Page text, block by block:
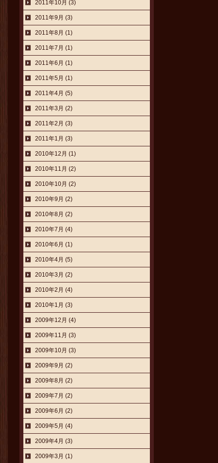
2011年10月 (3)
2011年9月 (3)
2011年8月 (1)
2011年7月 (1)
2011年6月 (1)
2011年5月 (1)
2011年4月 (5)
2011年3月 (2)
2011年2月 (3)
2011年1月 (3)
2010年12月 (1)
2010年11月 (2)
2010年10月 (2)
2010年9月 (2)
2010年8月 (2)
2010年7月 (4)
2010年6月 (1)
2010年4月 (5)
2010年3月 (2)
2010年2月 (4)
2010年1月 (3)
2009年12月 (4)
2009年11月 (3)
2009年10月 (3)
2009年9月 (2)
2009年8月 (2)
2009年7月 (2)
2009年6月 (2)
2009年5月 (4)
2009年4月 (3)
2009年3月 (1)